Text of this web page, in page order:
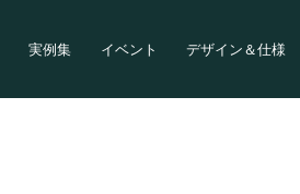
実例集 イベント デザイン＆仕様